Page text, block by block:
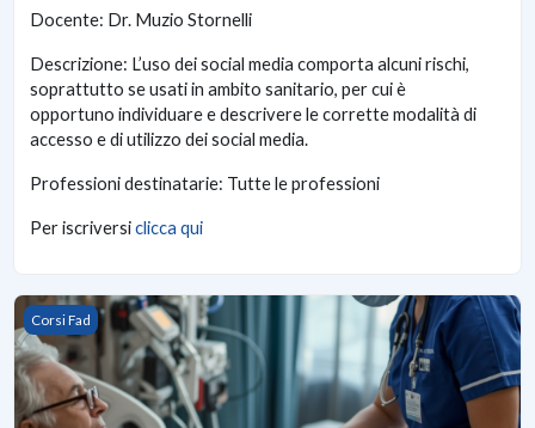
Docente: Dr. Muzio Stornelli
Descrizione: L’uso dei social media comporta alcuni rischi,
soprattutto se usati in ambito sanitario, per cui è
opportuno individuare e descrivere le corrette modalità di
accesso e di utilizzo dei social media.
Professioni destinatarie: Tutte le professioni
Per iscriversiclicca qui
RESPONSABILITÀ DELL’INFERMIERE NELLA
Corsi Fad